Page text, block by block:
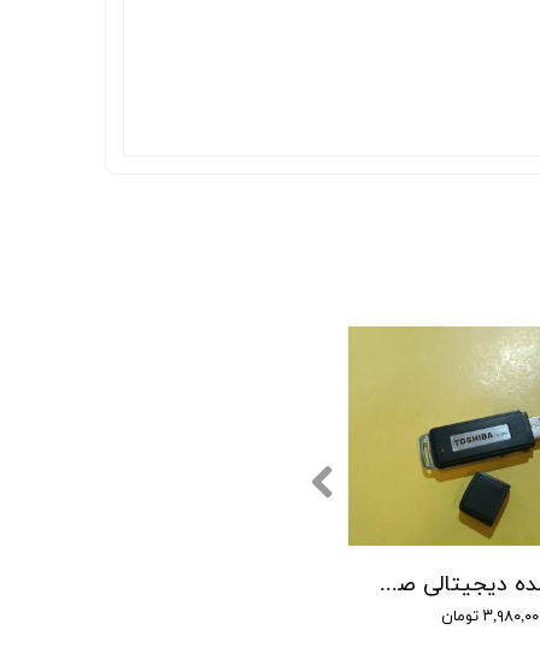
ضبط کننده دیجیتالی صدا توشیبا مدل Toshiba TS-3111 - حافظه 4 گیگ - شنود صدا
تومان